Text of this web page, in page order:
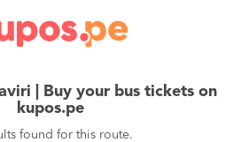
| Buy your bus tickets on
kupos.pe
found for this route.